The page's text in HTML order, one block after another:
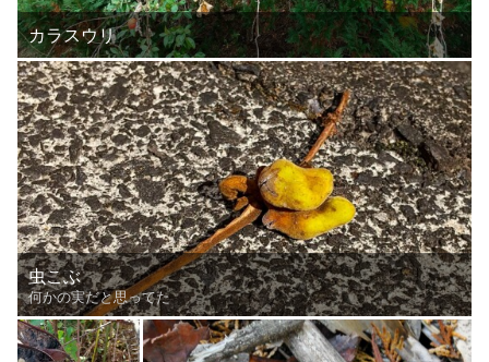
カラスウリ
虫こぶ
何かの実だと思ってた